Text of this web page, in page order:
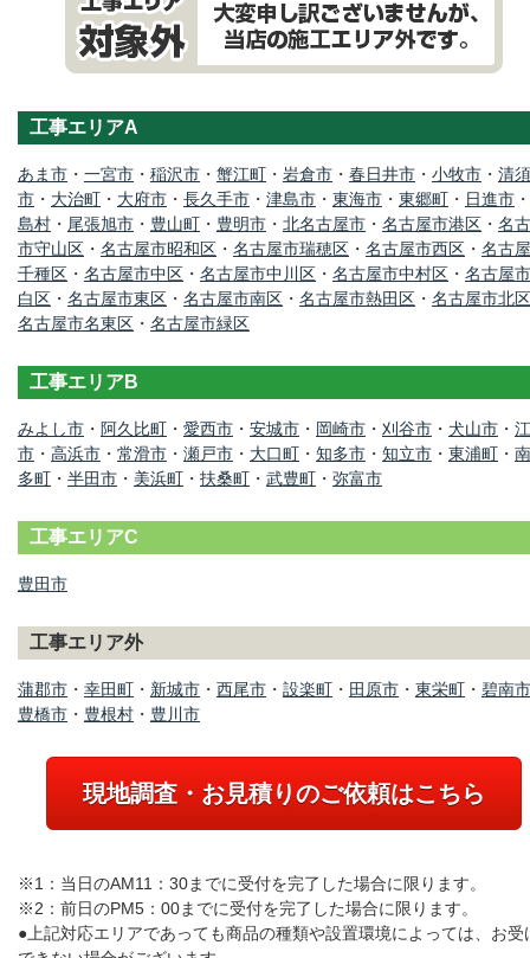
工事エリアA
あま市 ・ 一宮市 ・ 稲沢市 ・ 蟹江町 ・ 岩倉市 ・ 春日井市 ・ 小牧市 ・ 清須
市 ・ 大治町 ・ 大府市 ・ 長久手市 ・ 津島市 ・ 東海市 ・ 東郷町 ・ 日進市 ・
島村 ・ 尾張旭市 ・ 豊山町 ・ 豊明市 ・ 北名古屋市 ・ 名古屋市港区 ・ 名
市守山区 ・ 名古屋市昭和区 ・ 名古屋市瑞穂区 ・ 名古屋市西区 ・ 名古
千種区 ・ 名古屋市中区 ・ 名古屋市中川区 ・ 名古屋市中村区 ・ 名古屋
白区 ・ 名古屋市東区 ・ 名古屋市南区 ・ 名古屋市熱田区 ・ 名古屋市北区
名古屋市名東区 ・ 名古屋市緑区
工事エリアB
みよし市 ・ 阿久比町 ・ 愛西市 ・ 安城市 ・ 岡崎市 ・ 刈谷市 ・ 犬山市 ・
市 ・ 高浜市 ・ 常滑市 ・ 瀬戸市 ・ 大口町 ・ 知多市 ・ 知立市 ・ 東浦町 ・
多町 ・ 半田市 ・ 美浜町 ・ 扶桑町 ・ 武豊町 ・ 弥富市
工事エリアC
豊田市
工事エリア外
蒲郡市 ・ 幸田町 ・ 新城市 ・ 西尾市 ・ 設楽町 ・ 田原市 ・ 東栄町 ・ 碧南市
豊橋市 ・ 豊根村 ・ 豊川市
現地調査・お見積りのご依頼はこちら
※1：当日のAM11：30までに受付を完了した場合に限ります。
※2：前日のPM5：00までに受付を完了した場合に限ります。
●上記対応エリアであっても商品の種類や設置環境によっては、お受